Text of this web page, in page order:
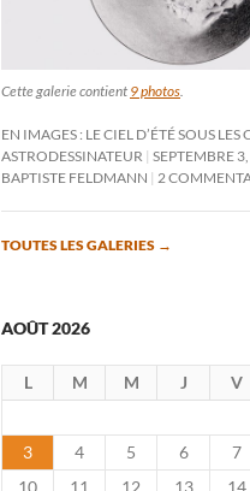
Cette galerie contient 9 photos
EN IMAGES : LE CIEL D’ÉTÉ SOUS LES
ASTRODESSINATEUR SEPTEMBRE
BAPTISTE FELDMANN
2
TOUTES LES GALERIES →
AOÛT 2026
L M M J V
3
4 5 6 7
10
11 12 13 14